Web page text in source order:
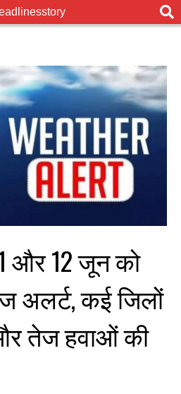
और 12 जून को
अलर्ट, कई जिलों
तेज हवाओं की